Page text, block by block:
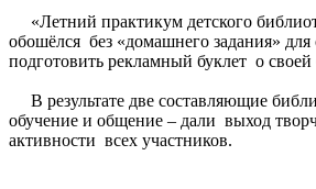
«Летний практикум детского
обошёлся без «домашнего задания» для
подготовить рекламный буклет о своей
В результате две составляющие
обучение и общение – дали выход
активности всех участников.